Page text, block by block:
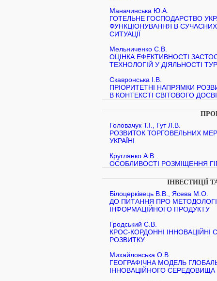
Маначинська Ю.А.
ГОТЕЛЬНЕ ГОСПОДАРСТВО
ФУНКЦІОНУВАННЯ В
СИТУАЦІЇ
Мельниченко С.В.
ОЦІНКА ЕФЕКТИВНОСТІ
ТЕХНОЛОГІЙ У ДІЯЛЬНОСТІ
Скавронська І.В.
ПРІОРИТЕТНІ НАПРЯМКИ
В КОНТЕКСТІ СВІТОВОГО
Головачук Т.І., Гут Л.В.
РОЗВИТОК ТОРГОВЕЛЬНИХ
УКРАЇНІ
Круглянко А.В.
ОСОБЛИВОСТІ РОЗМІЩЕННЯ
ІНВЕСТИЦІЇ
Білоцерківець В.В., Ясева М.О.
ДО ПИТАННЯ ПРО
ІНФОРМАЦІЙНОГО ПРОДУКТУ
Гродський С.В.
КРОС-КОРДОННІ
РОЗВИТКУ
Михайловська О.В.
ГЕОГРАФІЧНА МОДЕЛЬ
ІННОВАЦІЙНОГО СЕРЕДОВИЩА